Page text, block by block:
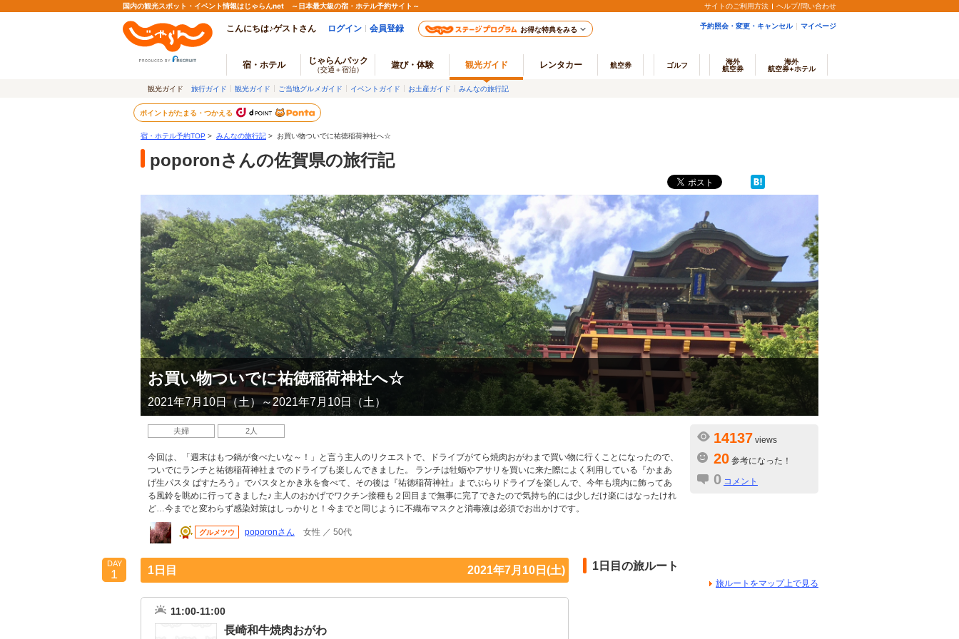
国内の観光スポット・イベント情報はじゃらんnet ～日本最大級の宿・ホテル予約サイト～ サイトのご利用方法 ヘルプ/問い合わせ
こんにちは♪ゲストさん ログイン 会員登録 お得な特典をみる 予約照会・変更・キャンセル マイページ
宿・ホテル じゃらんパック
（交通＋宿泊） 遊び・体験 観光ガイド レンタカー 航空券 ゴルフ
海外
航空券
海外
航空券+ホテル
観光ガイド 旅行ガイド 観光ガイド ご当地グルメガイド イベントガイド お土産ガイド みんなの旅行記
ポイントがたまる・つかえる
宿・ホテル予約TOP > みんなの旅行記 > お買い物ついでに祐徳稲荷神社へ☆
poporonさんの佐賀県の旅行記
お買い物ついでに祐徳稲荷神社へ☆
2021年7月10日（土）～2021年7月10日（土）
夫婦 2人
今回は、「週末はもつ鍋が食べたいな～！」と言う主人のリクエストで、ドライブがてら焼肉おがわまで買い物に行くことになったので、
ついでにランチと祐徳稲荷神社までのドライブも楽しんできました。 ランチは牡蛎やアサリを買いに来た際によく利用している『かまあ
げ生パスタ ぱすたろう』でパスタとかき氷を食べて、その後は『祐徳稲荷神社』までぶらりドライブを楽しんで、今年も境内に飾ってあ
る風鈴を眺めに行ってきました♪ 主人のおかげでワクチン接種も２回目まで無事に完了できたので気持ち的には少しだけ楽にはなったけれ
ど…今までと変わらず感染対策はしっかりと！今までと同じように不織布マスクと消毒液は必須でお出かけです。
グルメツウ poporonさん 女性 ／ 50代
14137 views
20 参考になった！
0 コメント
1日目 2021年7月10日(土)
11:00-11:00
長崎和牛焼肉おがわ
DAY
1
1日目の旅ルート
旅ルートをマップ上で見る